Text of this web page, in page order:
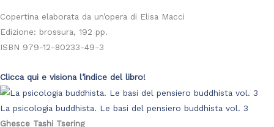
Copertina elaborata da un’opera di Elisa Macci
Edizione: brossura, 192 pp.
ISBN 979-12-80233-49-3
Clicca qui e visiona l’indice del libro!
La psicologia buddhista. Le basi del pensiero buddhista vol. 3
Ghesce Tashi Tsering